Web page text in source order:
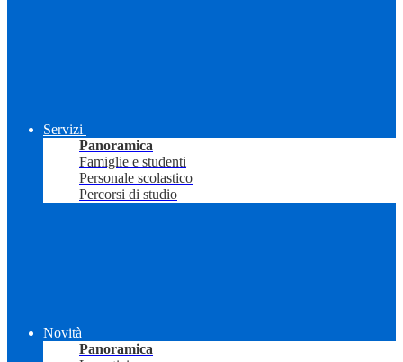
Servizi
Panoramica
Famiglie e studenti
Personale scolastico
Percorsi di studio
Novità
Panoramica